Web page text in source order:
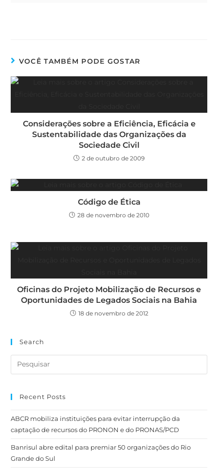
VOCÊ TAMBÉM PODE GOSTAR
Considerações sobre a Eficiência, Eficácia e
Sustentabilidade das Organizações da
Sociedade Civil
2 de outubro de 2009
Código de Ética
28 de novembro de 2010
Oficinas do Projeto Mobilização de Recursos e
Oportunidades de Legados Sociais na Bahia
18 de novembro de 2012
Search
Recent Posts
ABCR mobiliza instituições para evitar interrupção da
captação de recursos do PRONON e do PRONAS/PCD
Banrisul abre edital para premiar 50 organizações do Rio
Grande do Sul